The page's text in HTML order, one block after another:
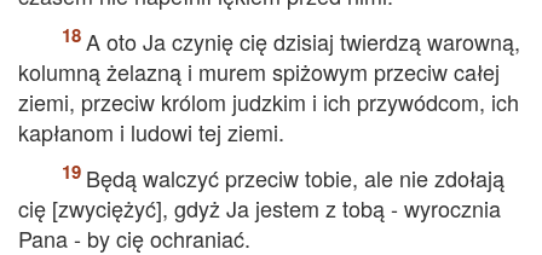
A oto Ja czynię cię dzisiaj twierdzą warowną,
kolumną żelazną i murem spiżowym przeciw całej
ziemi, przeciw królom judzkim i ich przywódcom, ich
kapłanom i ludowi tej ziemi.
Będą walczyć przeciw tobie, ale nie zdołają
cię [zwyciężyć], gdyż Ja jestem z tobą - wyrocznia
Pana - by cię ochraniać.